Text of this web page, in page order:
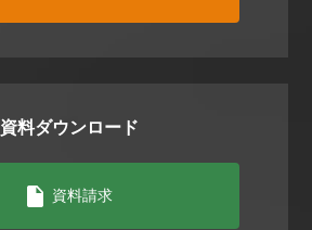
資料ダウンロード
資料請求